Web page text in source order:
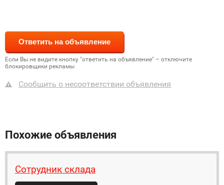
Если Вы не видите кнопку "ответить на объявление" – отключите
блокировщики рекламы
Сообщить о несоответствии объявления
Похожие объявления
Сотрудник склада